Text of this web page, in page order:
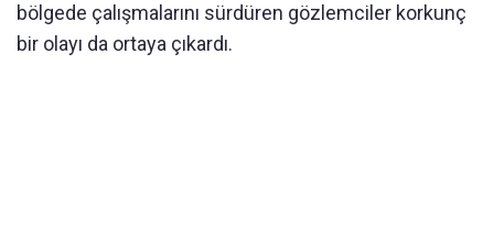
bölgede çalışmalarını sürdüren gözlemciler korkunç
bir olayı da ortaya çıkardı.